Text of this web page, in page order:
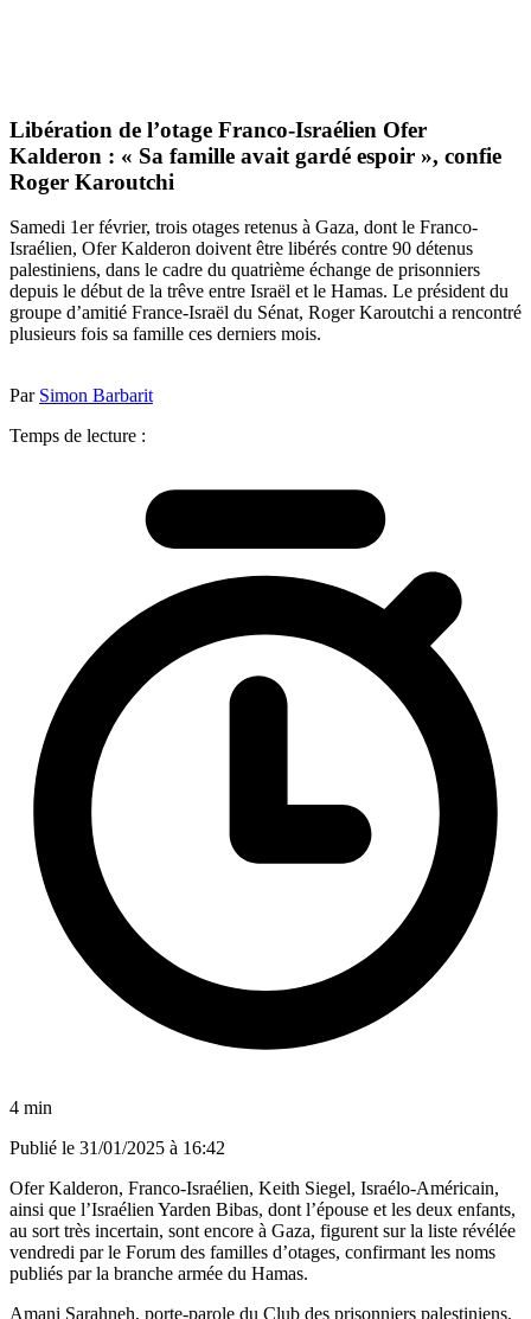
Libération de l’otage Franco-Israélien Ofer
Kalderon : « Sa famille avait gardé espoir », confie
Roger Karoutchi
Samedi 1er février, trois otages retenus à Gaza, dont le Franco-
Israélien, Ofer Kalderon doivent être libérés contre 90 détenus
palestiniens, dans le cadre du quatrième échange de prisonniers
depuis le début de la trêve entre Israël et le Hamas. Le président du
groupe d’amitié France-Israël du Sénat, Roger Karoutchi a rencontré
plusieurs fois sa famille ces derniers mois.
Par Simon Barbarit
Temps de lecture :
4 min
Publié le 31/01/2025 à 16:42
Ofer Kalderon, Franco-Israélien, Keith Siegel, Israélo-Américain,
ainsi que l’Israélien Yarden Bibas, dont l’épouse et les deux enfants,
au sort très incertain, sont encore à Gaza, figurent sur la liste révélée
vendredi par le Forum des familles d’otages, confirmant les noms
publiés par la branche armée du Hamas.
Amani Sarahneh, porte-parole du Club des prisonniers palestiniens,